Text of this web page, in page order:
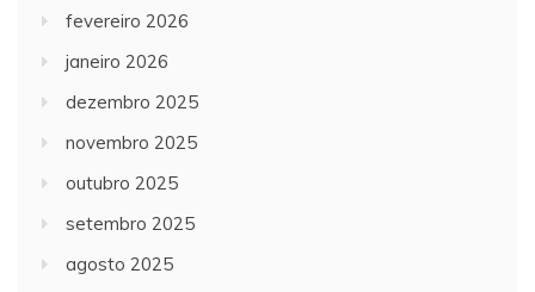
fevereiro 2026
janeiro 2026
dezembro 2025
novembro 2025
outubro 2025
setembro 2025
agosto 2025